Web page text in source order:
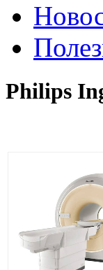
Philips